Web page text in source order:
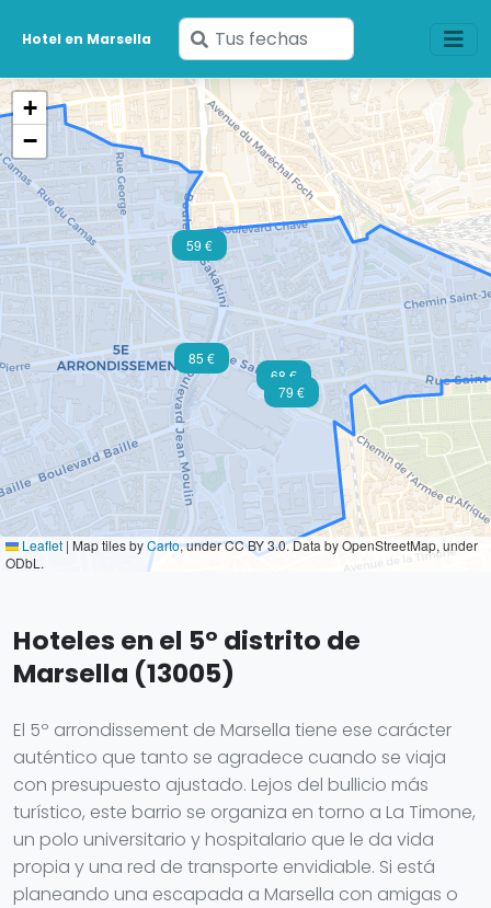
Hotel en Marsella
Ingresa
tus
fechas
79 €
68 €
85 €
59 €
+
−
Leaflet | Map tiles byCarto, under CC BY 3.0. Data by OpenStreetMap, under
ODbL.
Hoteles en el 5° distrito de
Marsella (13005)
El 5º arrondissement de Marsella tiene ese carácter
auténtico que tanto se agradece cuando se viaja
con presupuesto ajustado. Lejos del bullicio más
turístico, este barrio se organiza en torno a La Timone,
un polo universitario y hospitalario que le da vida
propia y una red de transporte envidiable. Si está
planeando una escapada a Marsella con amigas o